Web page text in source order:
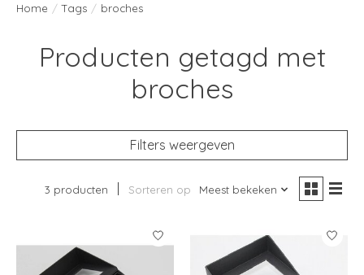
Home / Tags / broches
Producten getagd met
broches
Filters weergeven
3 producten Sorteren op Meest bekeken